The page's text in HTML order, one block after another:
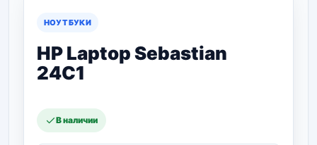
НОУТБУКИ
HP Laptop Sebastian
24C1
В наличии